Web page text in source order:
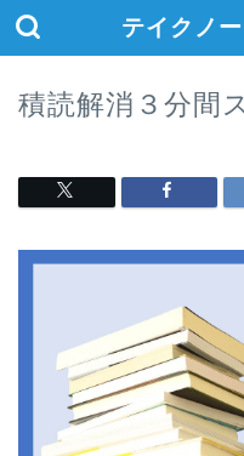
テイクノ
積読解消３分間